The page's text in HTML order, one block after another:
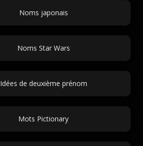
Noms japonais
Noms Star Wars
Idées de deuxième prénom
Mots Pictionary